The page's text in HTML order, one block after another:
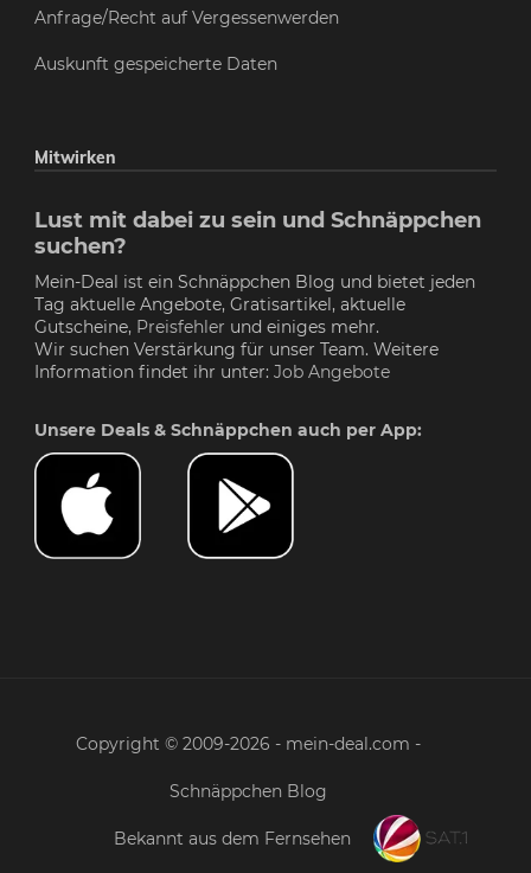
Anfrage/Recht auf Vergessenwerden
Auskunft gespeicherte Daten
Mitwirken
Lust mit dabei zu sein und Schnäppchen
suchen?
Mein-Deal ist ein Schnäppchen Blog und bietet jeden
Tag aktuelle Angebote, Gratisartikel, aktuelle
Gutscheine, Preisfehler und einiges mehr.
Wir suchen Verstärkung für unser Team. Weitere
Information findet ihr unter: Job Angebote
Unsere Deals & Schnäppchen auch per App:
Copyright © 2009-2026 - mein-deal.com -
Schnäppchen Blog
Bekannt aus dem Fernsehen